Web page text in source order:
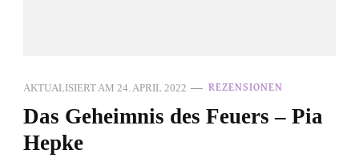
AKTUALISIERT AM 24. APRIL 2022 REZENSIONEN
Das Geheimnis des Feuers – Pia
Hepke